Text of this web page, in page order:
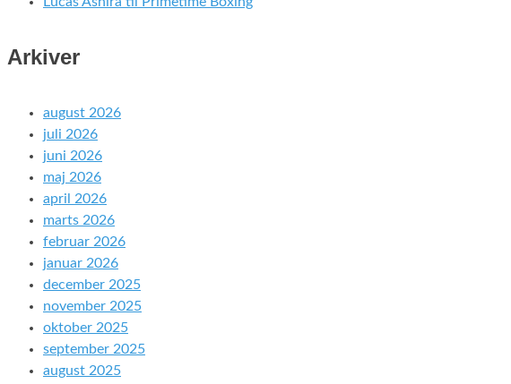
Arkiver
august 2026
juli 2026
juni 2026
maj 2026
april 2026
marts 2026
februar 2026
januar 2026
december 2025
november 2025
oktober 2025
september 2025
august 2025